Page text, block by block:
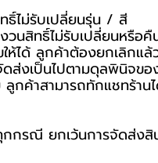
ธิ์ไม่รับเปลี่ยนรุ่น / สี
สิทธิ์ไม่รับเปลี่ยนหรือคื
ได้ ลูกค้าต้องยกเลิกแล้
ส่งเป็นไปตามดุลพินิจขอ
กค้าสามารถทักแชทร้าน
กกรณี ยกเว้นการจัดส่